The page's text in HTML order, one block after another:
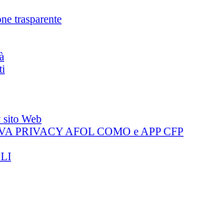
trasparente
Web
PRIVACY AFOL COMO e APP CFP